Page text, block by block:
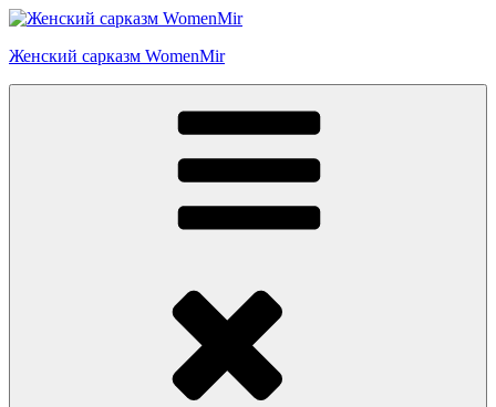
Перейти
содержимому
Женский сарказм WomenMir